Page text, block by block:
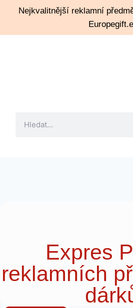
Nejkvalitnější reklamní
Expres
reklamních